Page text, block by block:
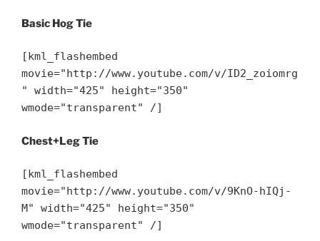
Basic Hog Tie
[kml_flashembed
movie="http://www.youtube.com/v/ID2_zoiomrg
" width="425" height="350"
wmode="transparent" /]
Chest+Leg Tie
[kml_flashembed
movie="http://www.youtube.com/v/9KnO-hIQj-
M" width="425" height="350"
wmode="transparent" /]